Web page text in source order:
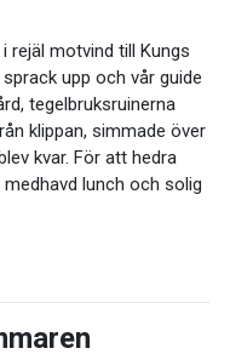
rejäl motvind till Kungs
upp och vår guide
tegelbruksruinerna
klippan, simmade över
kvar. För att hedra
lunch och solig